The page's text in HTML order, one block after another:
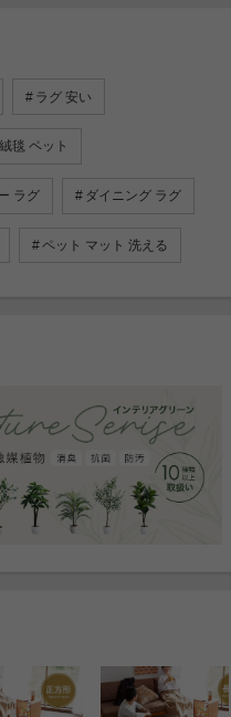
ラグ 安い
絨毯 ペット
ラグ ダイニング ラグ
ペット マット 洗える